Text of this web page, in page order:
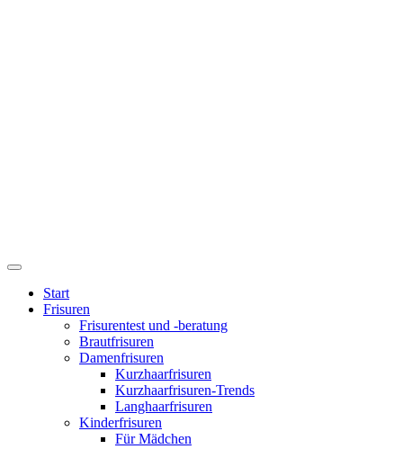
Start
Frisuren
Frisurentest und -beratung
Brautfrisuren
Damenfrisuren
Kurzhaarfrisuren
Kurzhaarfrisuren-Trends
Langhaarfrisuren
Kinderfrisuren
Für Mädchen